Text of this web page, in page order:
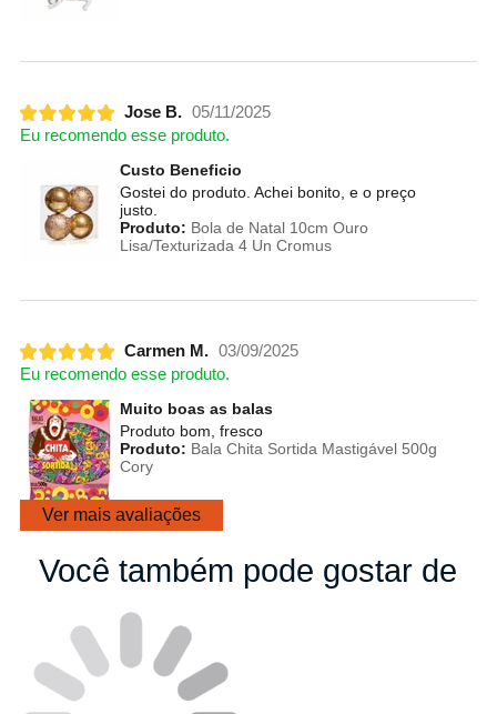
Jose B. 05/11/2025
Eu recomendo esse produto.
Custo Beneficio
Gostei do produto. Achei bonito, e o preço
justo.
Produto: Bola de Natal 10cm Ouro
Lisa/Texturizada 4 Un Cromus
Carmen M. 03/09/2025
Eu recomendo esse produto.
Muito boas as balas
Produto bom, fresco
Produto: Bala Chita Sortida Mastigável 500g
Cory
Ver mais avaliações
Você também pode gostar de